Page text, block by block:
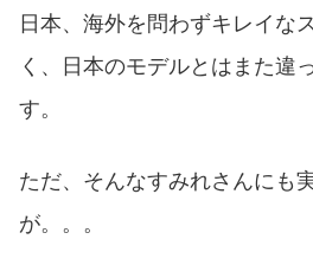
日本、海外を問わずキレイな
く、日本のモデルとはまた違
す。
ただ、そんなすみれさんにも
が。。。